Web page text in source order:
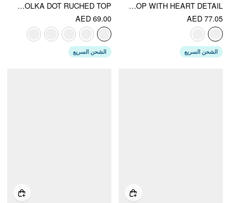
HALTER NECK DRAPED RUCHED TOP WITH HEART DETAIL
AED 77.05
الشحن السريع
COTTON-BLEND HALTER COWL NECK POLKA DOT RUCHED TOP
AED 69.00
الشحن السريع